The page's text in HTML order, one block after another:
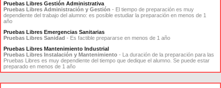
Pruebas Libres Gestión Administrativa
Pruebas Libres Administración y Gestión - El tiempo de preparación es muy
dependiente del trabajo del alumno: es posible estudiar la preparación en menos de 1
año
Pruebas Libres Emergencias Sanitarias
Pruebas Libres Sanidad - Es factible prepararse en menos de 1 año
Pruebas Libres Mantenimiento Industrial
Pruebas Libres Instalación y Mantenimiento - La duración de la preparación para las
Pruebas Libres es muy dependiente del tiempo que dedique el alumno. Se puede estar
preparado en menos de 1 año